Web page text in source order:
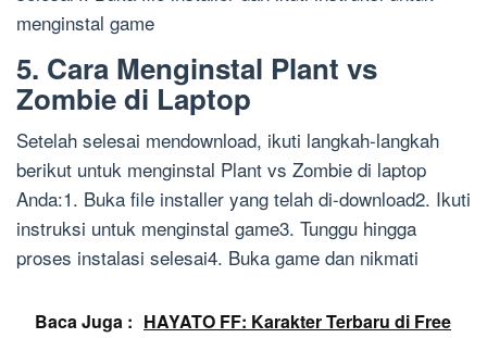
menginstal game
5. Cara Menginstal Plant vs
Zombie di Laptop
Setelah selesai mendownload, ikuti langkah-langkah
berikut untuk menginstal Plant vs Zombie di laptop
Anda:1. Buka file installer yang telah di-download2. Ikuti
instruksi untuk menginstal game3. Tunggu hingga
proses instalasi selesai4. Buka game dan nikmati
Baca Juga : HAYATO FF: Karakter Terbaru di Free